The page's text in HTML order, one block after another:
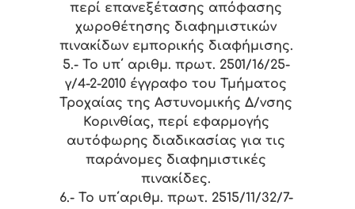
περί επανεξέτασης απόφασης
χωροθέτησης διαφημιστικών
πινακίδων εμπορικής διαφήμισης.
5.- Το υπ΄ αριθμ. πρωτ. 2501/16/25-
γ/4-2-2010 έγγραφο του Τμήματος
Τροχαίας της Αστυνομικής Δ/νσης
Κορινθίας, περί εφαρμογής
αυτόφωρης διαδικασίας για τις
παράνομες διαφημιστικές
πινακίδες.
6.- Το υπ΄αριθμ. πρωτ. 2515/11/32/7-